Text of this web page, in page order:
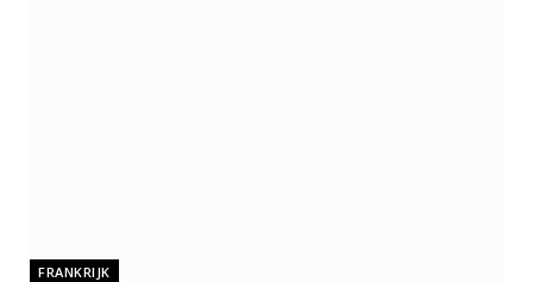
FRANKRIJK